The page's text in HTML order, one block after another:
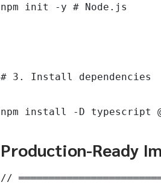
npm init -y # Node.js
# 3. Install dependencies
npm install -D typescript
Production-Ready
//